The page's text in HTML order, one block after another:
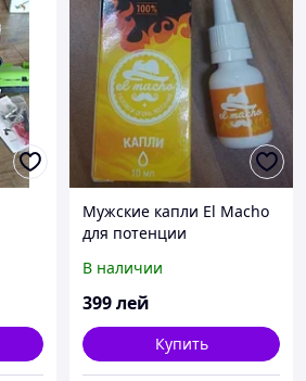
Мужские капли El Macho
для потенции
В наличии
399лей
Купить